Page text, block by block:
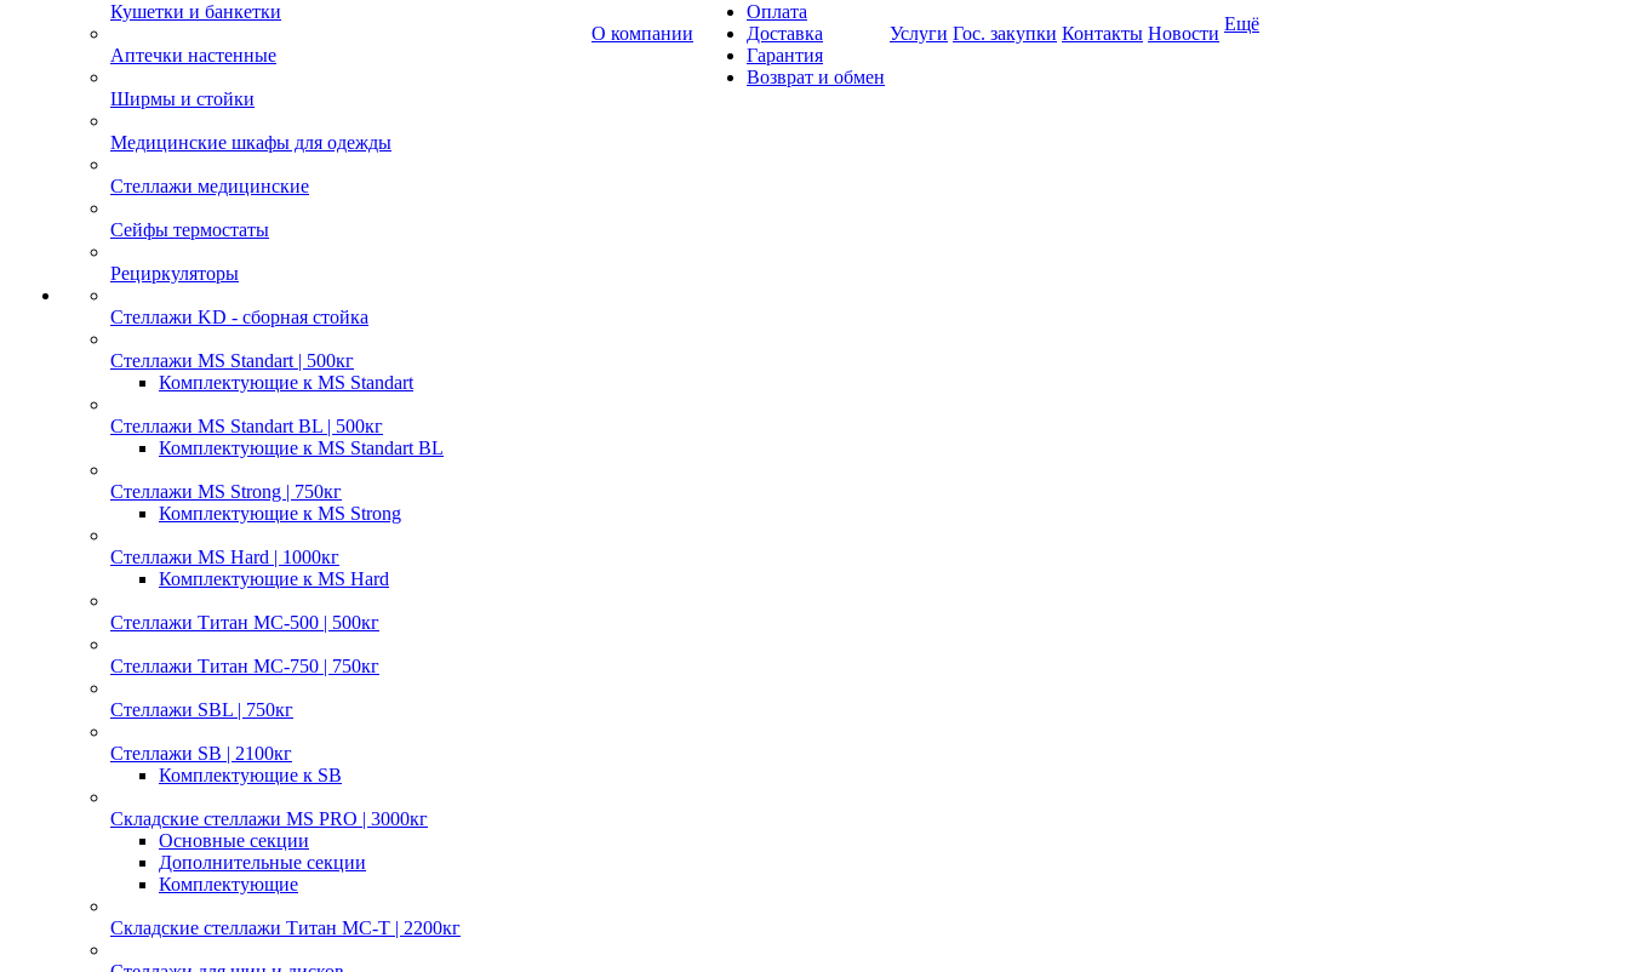
Кушетки и банкетки
Аптечки настенные
Ширмы и стойки
Медицинские шкафы для одежды
Стеллажи медицинские
Сейфы термостаты
Рециркуляторы
Стеллажи KD - сборная стойка
Стеллажи MS Standart | 500кг
Комплектующие к MS Standart
Стеллажи MS Standart BL | 500кг
Комплектующие к MS Standart BL
Стеллажи MS Strong | 750кг
Комплектующие к MS Strong
Стеллажи MS Hard | 1000кг
Комплектующие к MS Hard
Стеллажи Титан МС-500 | 500кг
Стеллажи Титан МС-750 | 750кг
Стеллажи SBL | 750кг
Стеллажи SB | 2100кг
Комплектующие к SB
Складские стеллажи MS PRO | 3000кг
Основные секции
Дополнительные секции
Комплектующие
Складские стеллажи Титан МС-Т | 2200кг
О компании
Оплата
Доставка
Гарантия
Возврат и обмен
Услуги Гос. закупки Контакты Новости Ещё